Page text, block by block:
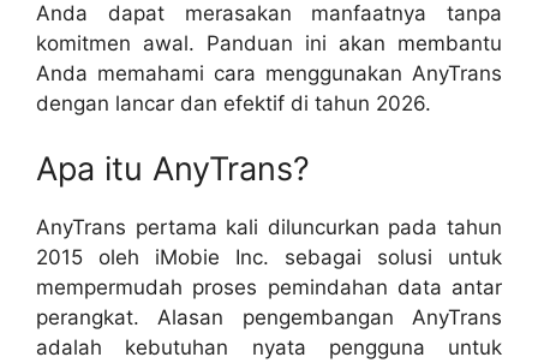
Anda dapat merasakan manfaatnya tanpa
komitmen awal. Panduan ini akan membantu
Anda memahami cara menggunakan AnyTrans
dengan lancar dan efektif di tahun 2026.
Apa itu AnyTrans?
AnyTrans pertama kali diluncurkan pada tahun
2015 oleh iMobie Inc. sebagai solusi untuk
mempermudah proses pemindahan data antar
perangkat. Alasan pengembangan AnyTrans
adalah kebutuhan nyata pengguna untuk